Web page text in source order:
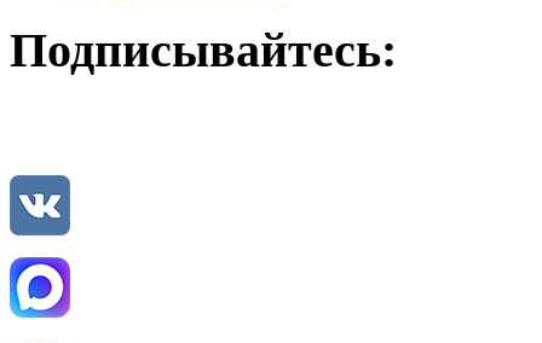
Подписывайтесь: